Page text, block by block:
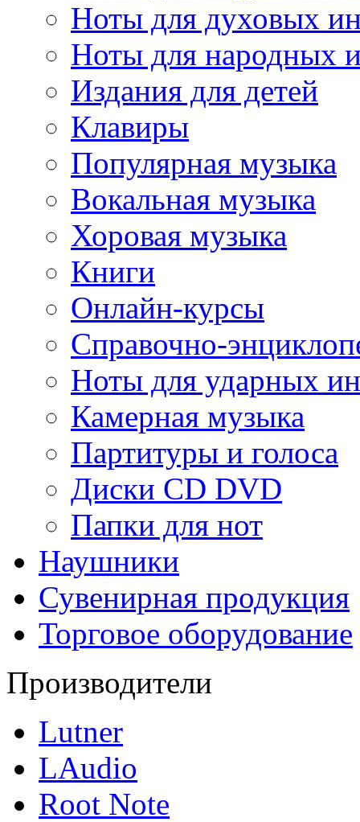
Ноты для духовых
Ноты для народных
Издания для детей
Клавиры
Популярная музыка
Вокальная музыка
Хоровая музыка
Книги
Онлайн-курсы
Справочно-
Ноты для ударных
Камерная музыка
Партитуры и голоса
Диски CD DVD
Папки для нот
Наушники
Сувенирная продукция
Торговое оборудование
Производители
Lutner
LAudio
Root Note